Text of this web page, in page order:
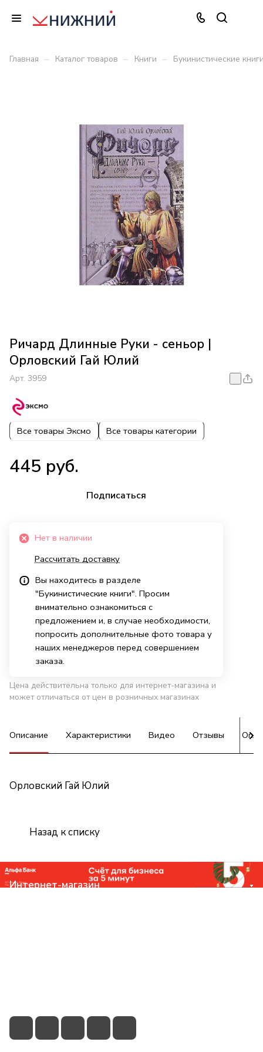
Главная – Каталог товаров – Книги – Букинистические
Ричард Длинные Руки - сеньор |
Орловский Гай Юлий
Арт. 3959
Все товары Эксмо Все товары категории
445 руб.
Подписаться
Нет в наличии
Рассчитать доставку
Вы находитесь в разделе
"Букинистические книги". Просим
внимательно ознакомиться с
предложением и, в случае необходимости,
попросить дополнительные фото товара у
наших менеджеров перед совершением
заказа.
Цена действительна только для интернет-магазина и
может отличаться от цен в розничных магазинах
Описание Характеристики Видео Отзывы
Орловский Гай Юлий
Назад к списку
Интернет-магазин